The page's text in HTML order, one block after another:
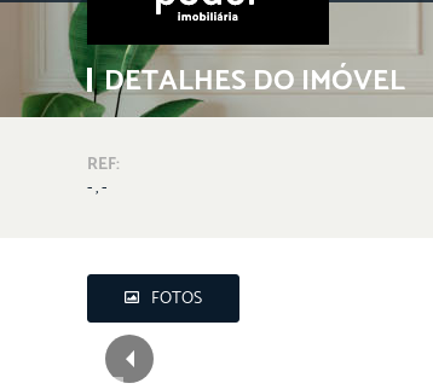
DETALHES DO IMÓVEL
REF:
- , -
FOTOS